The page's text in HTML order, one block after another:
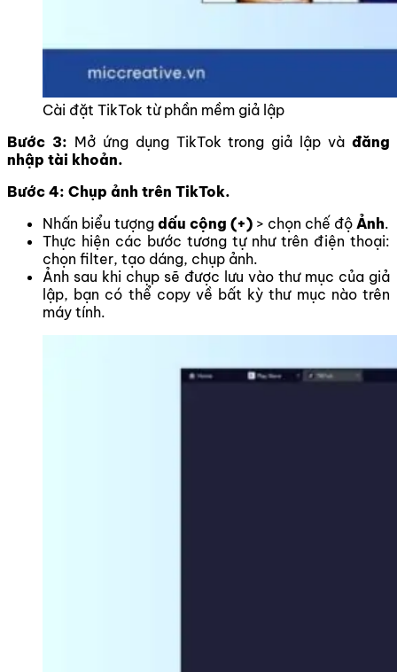
Cài đặt TikTok từ phần mềm giả lập
Bước 3: Mở ứng dụng TikTok trong giả lập vàđăng
nhập tài khoản.
Bước 4: Chụp ảnh trên TikTok.
Nhấn biểu tượng dấu cộng (+) > chọn chế độ Ảnh.
Thực hiện các bước tương tự như trên điện thoại:
chọn filter, tạo dáng, chụp ảnh.
Ảnh sau khi chụp sẽ được lưu vào thư mục của giả
lập, bạn có thể copy về bất kỳ thư mục nào trên
máy tính.